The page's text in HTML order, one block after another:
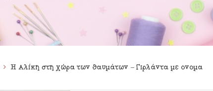
Η Αλίκη στη χώρα των θαυμάτων – Γιρλάντα με όνομα